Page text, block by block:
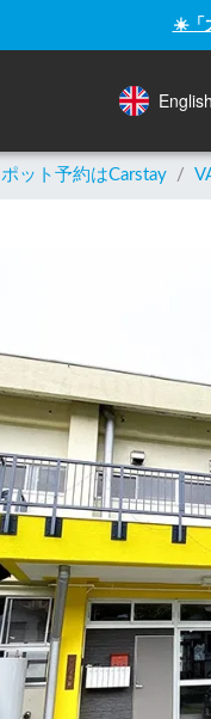
☀️「
English
ット予約はCarstay /